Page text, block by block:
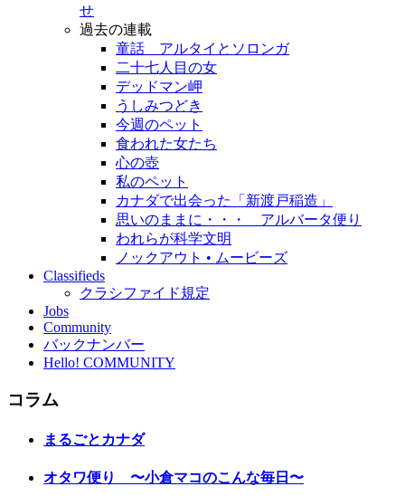
せ
過去の連載
童話 アルタイとソロンガ
二十七人目の女
デッドマン岬
うしみつどき
今週のペット
食われた女たち
心の壺
私のペット
カナダで出会った「新渡戸稲造」
思いのままに・・・ アルバータ便り
われらが科学文明
ノックアウト • ムービーズ
Classifieds
クラシファイド規定
Jobs
Community
バックナンバー
Hello! COMMUNITY
コラム
まるごとカナダ
オタワ便り 〜小倉マコのこんな毎日〜